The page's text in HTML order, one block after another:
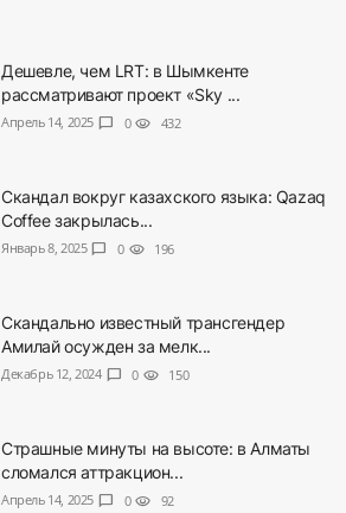
Дешевле, чем LRT: в Шымкенте
рассматривают проект «Sky ...
Апрель 14, 2025 chat_bubble 0 visibility 432
Скандал вокруг казахского языка: Qazaq
Coffee закрылась...
Январь 8, 2025 chat_bubble 0 visibility 196
Скандально известный трансгендер
Амилай осужден за мелк...
Декабрь 12, 2024 chat_bubble 0 visibility 150
Страшные минуты на высоте: в Алматы
сломался аттракцион...
Апрель 14, 2025 chat_bubble 0 visibility 92